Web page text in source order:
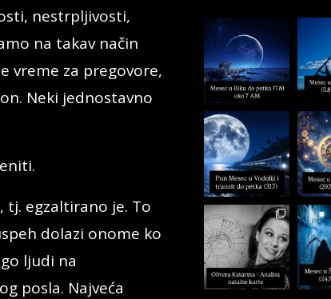
nestrpljivosti,
na takav način
vreme za pregovore,
Neki jednostavno
tj. egzaltirano je. To
dolazi onome ko
ljudi na
posla. Najveća